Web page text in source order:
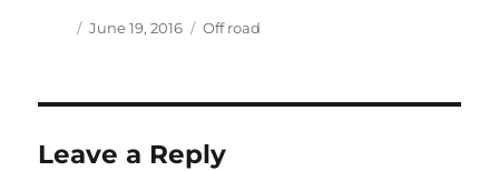
Author
Posted
June 19, 2016 Categories
Off road
Leave a Reply